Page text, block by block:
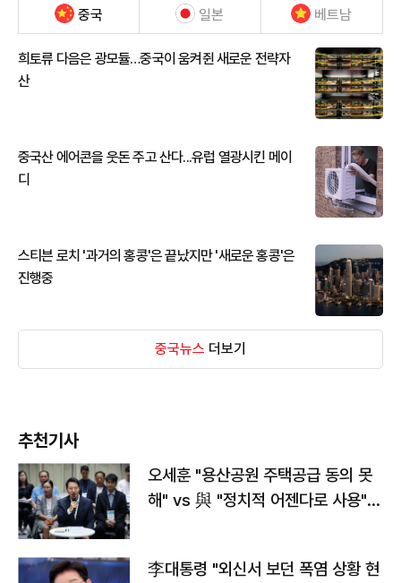
중국 일본 베트남
희토류 다음은 광모듈…중국이 움켜쥔 새로운 전략자
산
중국산 에어콘을 웃돈 주고 산다...유럽 열광시킨 메이
디
스티븐 로치 '과거의 홍콩'은 끝났지만 '새로운 홍콩'은
진행중
중국뉴스 더보기
추천기사
오세훈 "용산공원 주택공급 동의 못
해" vs 與 "정치적 어젠다로 사용"
李대통령 "외신서 보던 폭염 상황 현